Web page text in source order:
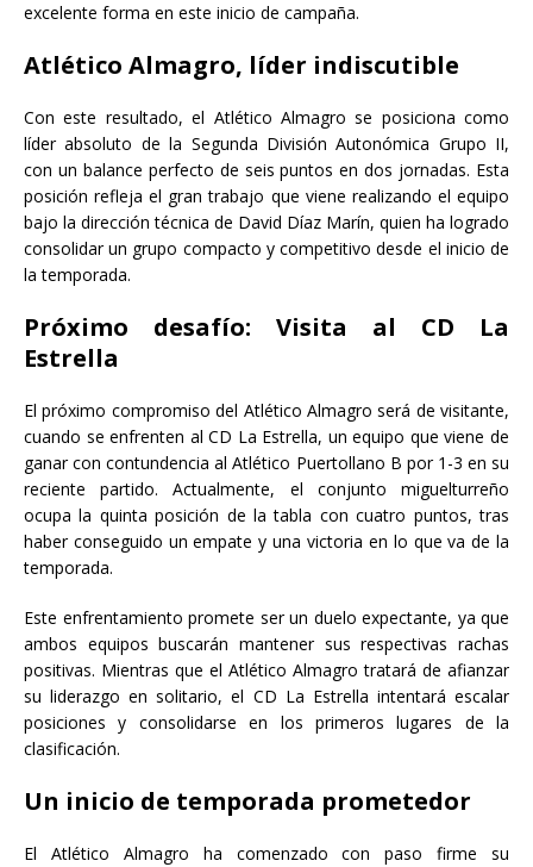
excelente forma en este inicio de campaña.
Atlético Almagro, líder indiscutible
Con este resultado, el Atlético Almagro se posiciona como
líder absoluto de la Segunda División Autonómica Grupo II,
con un balance perfecto de seis puntos en dos jornadas. Esta
posición refleja el gran trabajo que viene realizando el equipo
bajo la dirección técnica de David Díaz Marín, quien ha logrado
consolidar un grupo compacto y competitivo desde el inicio de
la temporada.
Próximo desafío: Visita al CD La
Estrella
El próximo compromiso del Atlético Almagro será de visitante,
cuando se enfrenten al CD La Estrella, un equipo que viene de
ganar con contundencia al Atlético Puertollano B por 1-3 en su
reciente partido. Actualmente, el conjunto miguelturreño
ocupa la quinta posición de la tabla con cuatro puntos, tras
haber conseguido un empate y una victoria en lo que va de la
temporada.
Este enfrentamiento promete ser un duelo expectante, ya que
ambos equipos buscarán mantener sus respectivas rachas
positivas. Mientras que el Atlético Almagro tratará de afianzar
su liderazgo en solitario, el CD La Estrella intentará escalar
posiciones y consolidarse en los primeros lugares de la
clasificación.
Un inicio de temporada prometedor
El Atlético Almagro ha comenzado con paso firme su